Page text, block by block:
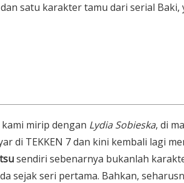
dan satu karakter tamu dari serial Baki,
mirip dengan Lydia Sobieska, di
di TEKKEN 7 dan kini kembali lagi
sendiri sebenarnya bukanlah
sejak seri pertama. Bahkan,